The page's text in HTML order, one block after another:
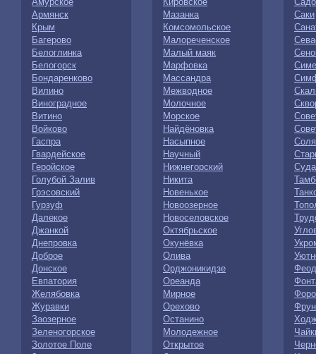
Армянск
Крым
Багерово
Белоглинка
Белогорск
Бондаренково
Вилино
Виноградное
Витино
Войково
Гаспра
Гвардейское
Геройское
Голубой Залив
Грэсовский
Гурзуф
Далекое
Джанкой
Днепровка
Доброе
Донское
Евпатория
Желябовка
Журавки
Заозерное
Зеленогорское
Золотое Поле
Мазанка
Комсомольское
Малореченское
Малый маяк
Марфовка
Массандра
Межводное
Молочное
Морское
Найдёновка
Насыпное
Научный
Нижнегорский
Никита
Новенькое
Новоозерное
Новоселовское
Октябрьское
Окунёвка
Олива
Орджоникидзе
Ореанда
Мирное
Орехово
Останино
Молодежное
Открытое
Саки